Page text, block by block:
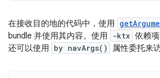
在接收目的地的代码中，使用
bundle 并使用其内容。使用
-ktx 依赖
还可以使用 by navArgs() 属性委托来